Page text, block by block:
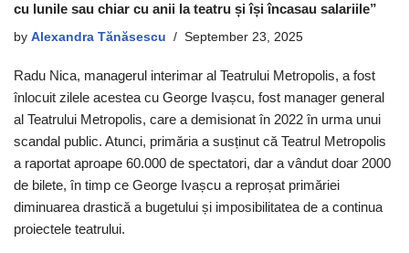
cu lunile sau chiar cu anii la teatru și își încasau salariile”
by Alexandra Tănăsescu September 23, 2025
Radu Nica, managerul interimar al Teatrului Metropolis, a fost
înlocuit zilele acestea cu George Ivașcu, fost manager general
al Teatrului Metropolis, care a demisionat în 2022 în urma unui
scandal public. Atunci, primăria a susținut că Teatrul Metropolis
a raportat aproape 60.000 de spectatori, dar a vândut doar 2000
de bilete, în timp ce George Ivașcu a reproșat primăriei
diminuarea drastică a bugetului și imposibilitatea de a continua
proiectele teatrului.